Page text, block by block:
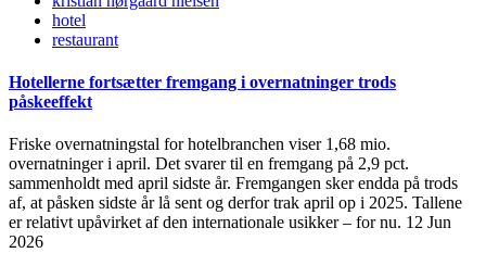
hotel
restaurant
Hotellerne fortsætter fremgang i overnatninger trods
påskeeffekt
Friske overnatningstal for hotelbranchen viser 1,68 mio.
overnatninger i april. Det svarer til en fremgang på 2,9 pct.
sammenholdt med april sidste år. Fremgangen sker endda på trods
af, at påsken sidste år lå sent og derfor trak april op i 2025. Tallene
er relativt upåvirket af den internationale usikker – for nu. 12 Jun
2026